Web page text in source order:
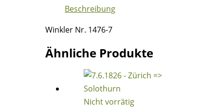
Kirchberg
Thurgau)
Menge
Beschreibung
Winkler Nr. 1476-7
Ähnliche Produkte
Nicht vorrätig